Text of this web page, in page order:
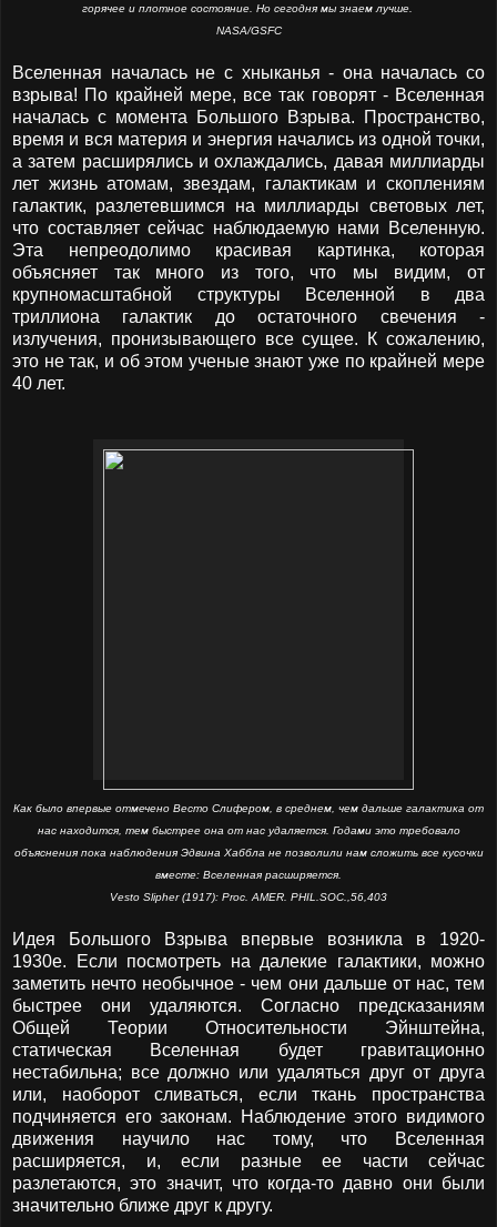
горячее и плотное состояние. Но сегодня мы знаем лучше.
NASA/GSFC
Вселенная началась не с хныканья - она началась со
взрыва! По крайней мере, все так говорят - Вселенная
началась с момента Большого Взрыва. Пространство,
время и вся материя и энергия начались из одной точки,
а затем расширялись и охлаждались, давая миллиарды
лет жизнь атомам, звездам, галактикам и скоплениям
галактик, разлетевшимся на миллиарды световых лет,
что составляет сейчас наблюдаемую нами Вселенную.
Эта непреодолимо красивая картинка, которая
объясняет так много из того, что мы видим, от
крупномасштабной структуры Вселенной в два
триллиона галактик до остаточного свечения -
излучения, пронизывающего все сущее. К сожалению,
это не так, и об этом ученые знают уже по крайней мере
40 лет.
Как было впервые отмечено Весто Слифером, в среднем, чем дальше галактика от
нас находится, тем быстрее она от нас удаляется. Годами это требовало
объяснения пока наблюдения Эдвина Хаббла не позволили нам сложить все кусочки
вместе: Вселенная расширяется.
Vesto Slipher (1917): Proc. AMER. PHIL.SOC.,56,403
Идея Большого Взрыва впервые возникла в 1920-
1930е. Если посмотреть на далекие галактики, можно
заметить нечто необычное - чем они дальше от нас, тем
быстрее они удаляются. Согласно предсказаниям
Общей Теории Относительности Эйнштейна,
статическая Вселенная будет гравитационно
нестабильна; все должно или удаляться друг от друга
или, наоборот сливаться, если ткань пространства
подчиняется его законам. Наблюдение этого видимого
движения научило нас тому, что Вселенная
расширяется, и, если разные ее части сейчас
разлетаются, это значит, что когда-то давно они были
значительно ближе друг к другу.